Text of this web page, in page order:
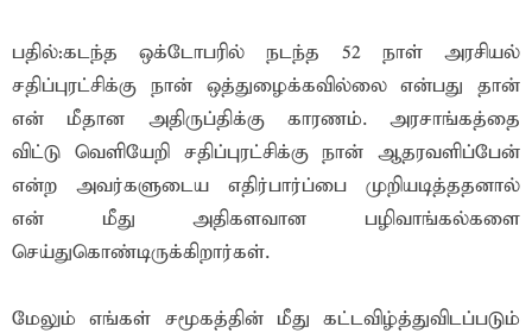
பதில்:கடந்த ஒக்டோபரில் நடந்த 52 நாள் அரசியல்
சதிப்புரட்சிக்கு நான் ஒத்துழைக்கவில்லை என்பது தான்
என் மீதான அதிருப்திக்கு காரணம். அரசாங்கத்தை
விட்டு வெளியேறி சதிப்புரட்சிக்கு நான் ஆதரவளிப்பேன்
என்ற அவர்களுடைய எதிர்பார்ப்பை முறியடித்ததனால்
என் மீது அதிகளவான பழிவாங்கல்களை
செய்துகொண்டிருக்கிறார்கள்.
மேலும் எங்கள் சமூகத்தின் மீது கட்டவிழ்த்துவிடப்படும்